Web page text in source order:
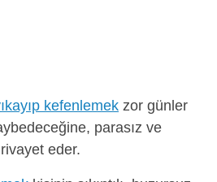
kefenlemek zor günler
parasız ve
eder.